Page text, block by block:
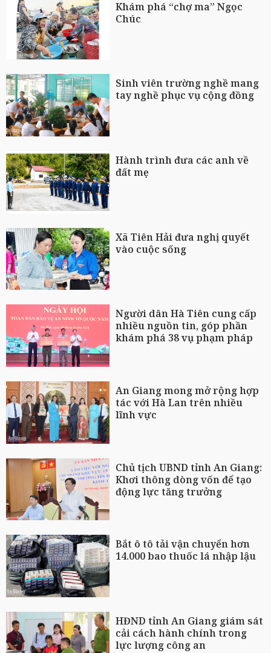
Khám phá “chợ ma” Ngọc
Chúc
Sinh viên trường nghề mang
tay nghề phục vụ cộng đồng
Hành trình đưa các anh về
đất mẹ
Xã Tiên Hải đưa nghị quyết
vào cuộc sống
Người dân Hà Tiên cung cấp
nhiều nguồn tin, góp phần
khám phá 38 vụ phạm pháp
An Giang mong mở rộng hợp
tác với Hà Lan trên nhiều
lĩnh vực
Chủ tịch UBND tỉnh An Giang:
Khơi thông dòng vốn để tạo
động lực tăng trưởng
Bắt ô tô tải vận chuyển hơn
14.000 bao thuốc lá nhập lậu
HĐND tỉnh An Giang giám sát
cải cách hành chính trong
lực lượng công an